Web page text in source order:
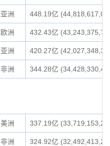
亚洲 448.19亿
欧洲 432.43亿
亚洲 420.27亿
非洲 344.28亿
美洲 337.19亿
非洲 324.92亿